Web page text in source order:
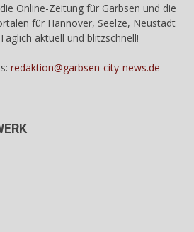
Online-Zeitung für Garbsen und die
für Hannover, Seelze, Neustadt
aktuell und blitzschnell!
redaktion@garbsen-city-news.de